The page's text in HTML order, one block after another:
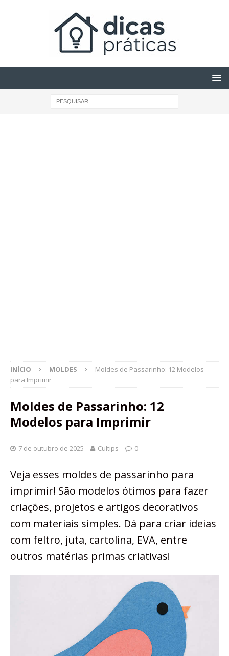
INÍCIO MOLDES
Moldes de Passarinho: 12 Modelos
para Imprimir
Moldes de Passarinho: 12
Modelos para Imprimir
7 de outubro de 2025 Cultips 0
Veja esses moldes de passarinho para
imprimir! São modelos ótimos para fazer
criações, projetos e artigos decorativos
com materiais simples. Dá para criar ideias
com feltro, juta, cartolina, EVA, entre
outros matérias primas criativas!